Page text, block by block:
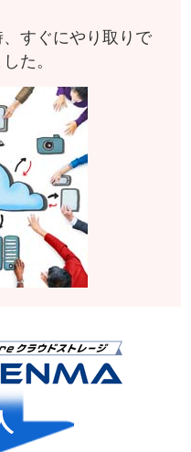
すぐにやり取りで
た。